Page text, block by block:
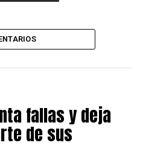
fallas y deja
de sus